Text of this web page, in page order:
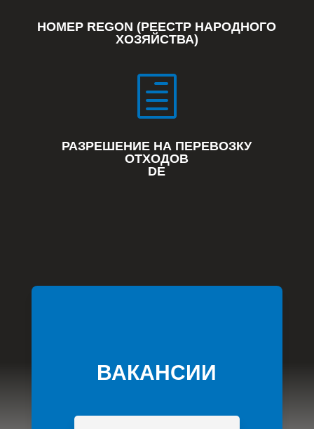
НОМЕР REGON (РЕЕСТР НАРОДНОГО
ХОЗЯЙСТВА)
h
РАЗРЕШЕНИЕ НА ПЕРЕВОЗКУ
ОТХОДОВ
DE
ВАКАНСИИ